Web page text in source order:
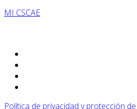
MI CSCAE
Política de privacidad y protección